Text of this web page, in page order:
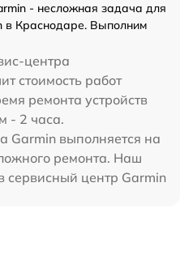
- несложная задача для
в Краснодаре. Выполним
центра
стоимость работ
ремонта устройств
- 2 часа.
Garmin выполняется на
ремонта. Наш
сервисный центр Garmin